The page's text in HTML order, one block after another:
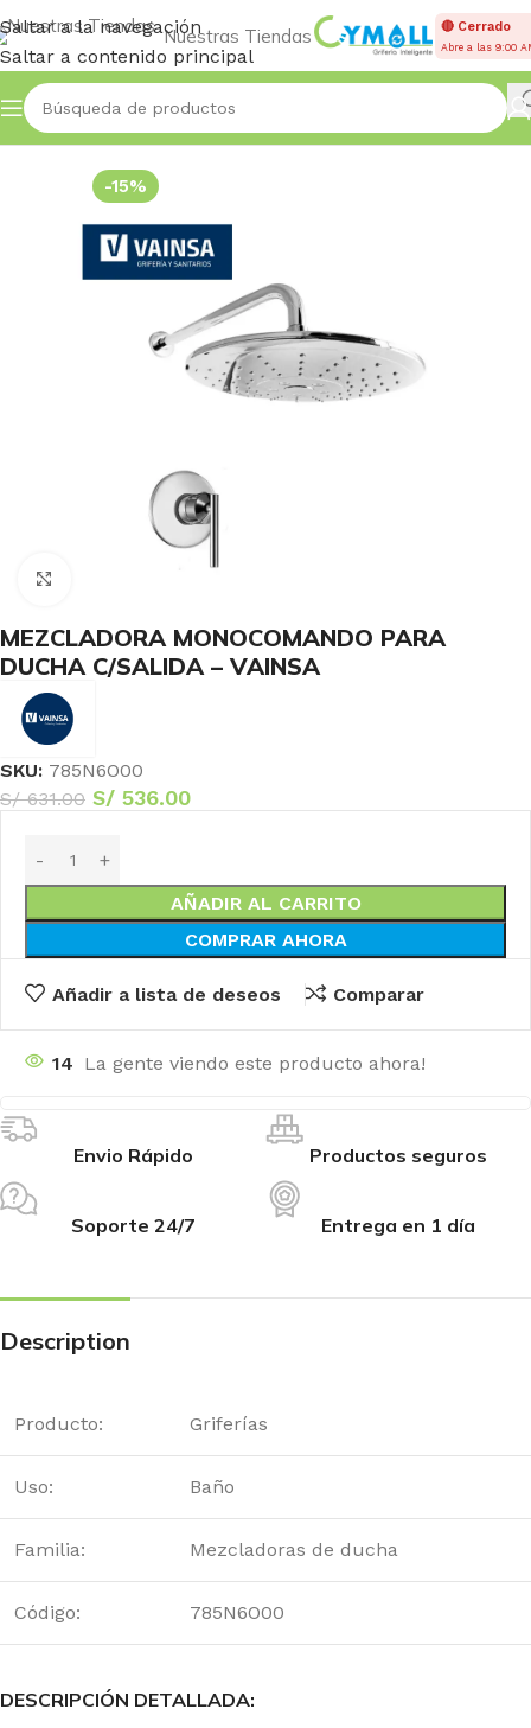
Saltar a la navegación
Saltar a contenido principal
Nuestras Tiendas 🔴 Cerrado
Abre a las 9:00
Inicio Accessories
-15%
MEZCLADORA MONOCOMANDO PARA
DUCHA C/SALIDA – VAINSA
SKU: 785N6O00
S/631.00 S/ 536.00
AÑADIR AL CARRITO
COMPRAR AHORA
Añadir a lista de deseos Comparar
14 La gente viendo este producto ahora!
Envio Rápido Productos seguros
Soporte 24/7 Entrega en 1 día
Description
Producto: Griferías
Uso: Baño
Familia: Mezcladoras de ducha
Código: 785N6O00
DESCRIPCIÓN DETALLADA: